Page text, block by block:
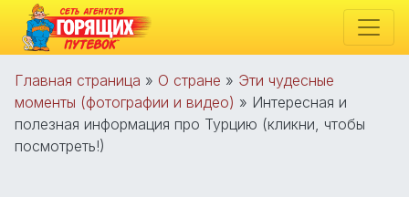
Главная страница » О стране » Эти чудесные
моменты (фотографии и видео) » Интересная и
полезная информация про Турцию (кликни, чтобы
посмотреть!)